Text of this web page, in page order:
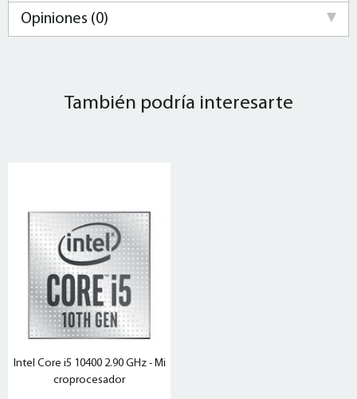
Opiniones (0)
También podría interesarte
Intel Core i5 10400 2.90 GHz - Mi
croprocesador